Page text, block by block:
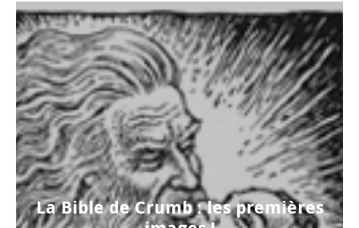
La Bible de Crumb : les premières